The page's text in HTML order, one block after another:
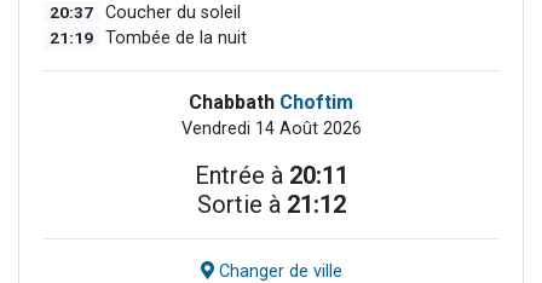
20:37 Coucher du soleil
21:19 Tombée de la nuit
Chabbath Choftim
Vendredi 14 Août 2026
Entrée à 20:11
Sortie à 21:12
Changer de ville